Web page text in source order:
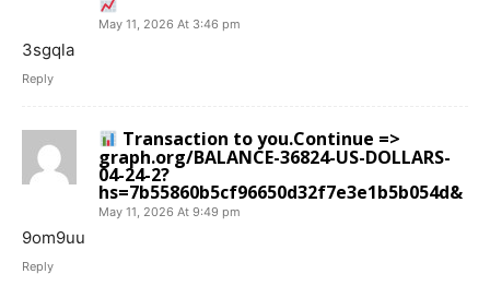
May 11, 2026 At 3:46 pm
3sgqla
Reply
Transaction to you.Continue =>
graph.org/BALANCE-36824-US-DOLLARS-
04-24-2?
hs=7b55860b5cf96650d32f7e3e1b5b054d&
May 11, 2026 At 9:49 pm
9om9uu
Reply